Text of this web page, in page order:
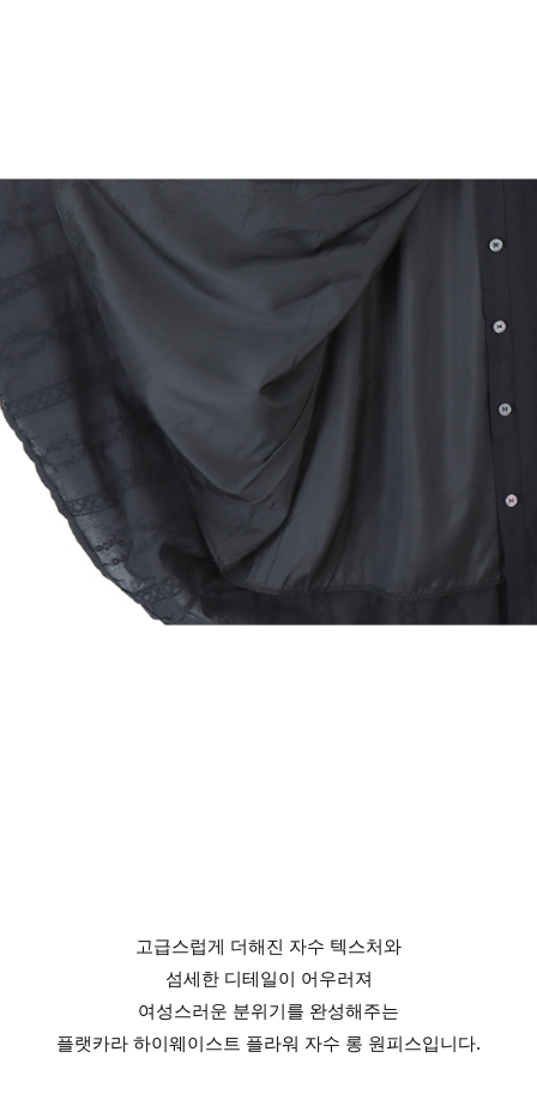
고급스럽게 더해진 자수 텍스처와
섬세한 디테일이 어우러져
여성스러운 분위기를 완성해주는
플랫카라 하이웨이스트 플라워 자수 롱 원피스입니다.